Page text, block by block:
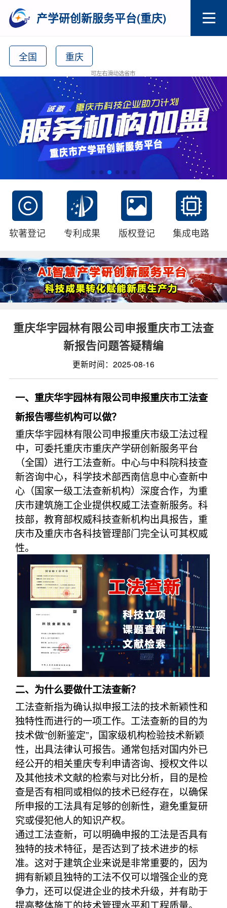
产学研创新服务平台(重庆)
全国 重庆
可左右滑动选省市
软著登记 专利成果 版权登记 集成电路
重庆华宇园林有限公司申报重庆市工法查
新报告问题答疑精编
更新时间：2025-08-16
一、重庆华宇园林有限公司申报重庆市工法查
新报告哪些机构可以做？
重庆华宇园林有限公司申报重庆市级工法过程
中，可委托重庆市重庆产学研创新服务平台
（全国）进行工法查新。中心与中科院科技查
新咨询中心，科学技术部西南信息中心查新中
心（国家一级工法查新机构）深度合作，为重
庆市建筑施工企业提供权威工法查新服务。科
技部，教育部权威科技查新机构出具报告，重
庆市及重庆市各科技管理部门完全认可其权威
性。
二、为什么要做什工法查新？
工法查新指为确认拟申报工法的技术新颖性和
独特性而进行的一项工作。工法查新的目的为
技术做“创新鉴定”，国家级机构检验技术新颖
性，出具法律认可报告。通常包括对国内外已
经公开的相关重庆专利申请咨询、授权文件以
及其他技术文献的检索与对比分析，目的是检
查是否有相同或相似的技术已经存在，以确保
所申报的工法具有足够的创新性，避免重复研
究或侵犯他人的知识产权。
通过工法查新，可以明确申报的工法是否具有
独特的技术特征，是否达到了技术进步的标
准。这对于建筑企业来说是非常重要的，因为
拥有新颖且独特的工法不仅可以增强企业的竞
争力，还可以促进企业的技术升级，并有助于
提高整体施工的技术管理水平和工程质量。